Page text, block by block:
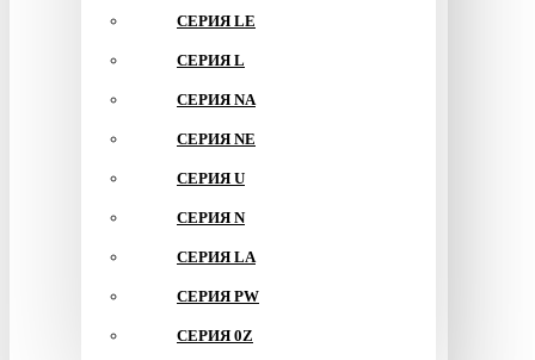
СЕРИЯ LE
СЕРИЯ L
СЕРИЯ NA
СЕРИЯ NE
СЕРИЯ U
СЕРИЯ N
СЕРИЯ LA
СЕРИЯ PW
СЕРИЯ 0Z